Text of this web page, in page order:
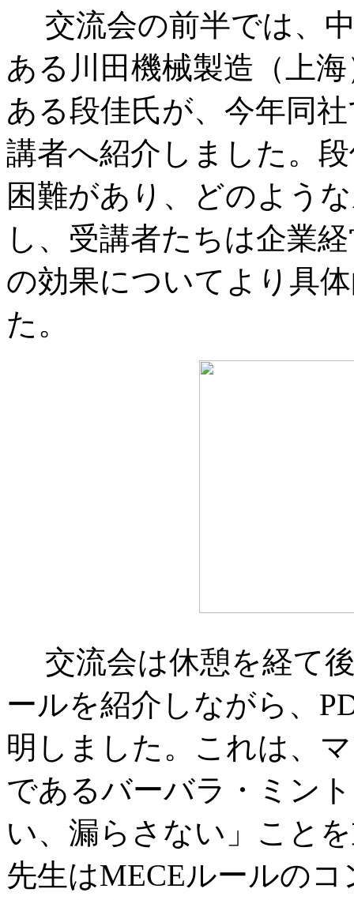
交流会の前半では、
ある川田機械製造（上
ある段佳氏が、今年同
講者へ紹介しました。
困難があり、どのよう
し、受講者たちは企業
の効果についてより具
た。
交流会は休憩を経て
ールを紹介しながら、
明しました。これは、
であるバーバラ・ミン
い、漏らさない」こと
先生はMECEルールの